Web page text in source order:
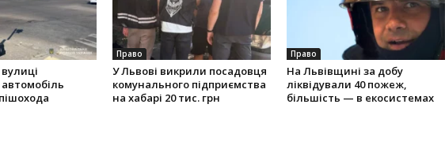
Право
У Львові викрили посадовця
комунального підприємства
на хабарі 20 тис. грн
Право
На Львівщині за добу
ліквідували 40 пожеж,
більшість — в екосистемах